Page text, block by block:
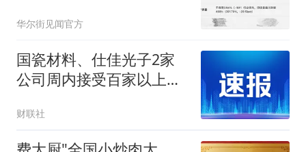
华尔街见闻官方
国瓷材料、仕佳光子2家
公司周内接受百家以上机
财联社